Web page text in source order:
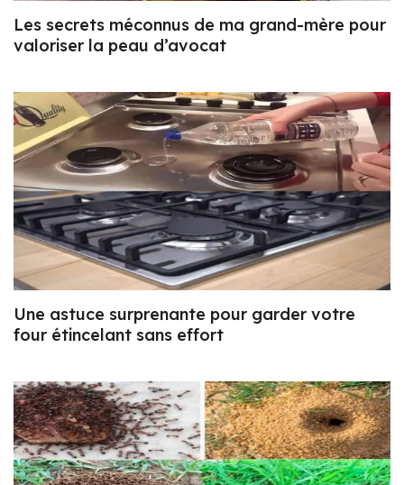
Les secrets méconnus de ma grand-mère pour
valoriser la peau d’avocat
Une astuce surprenante pour garder votre
four étincelant sans effort